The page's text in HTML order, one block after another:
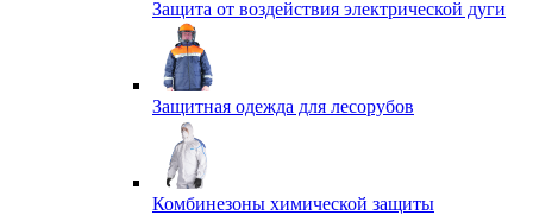
Защита от воздействия электрической дуги
Защитная одежда для лесорубов
Комбинезоны химической защиты